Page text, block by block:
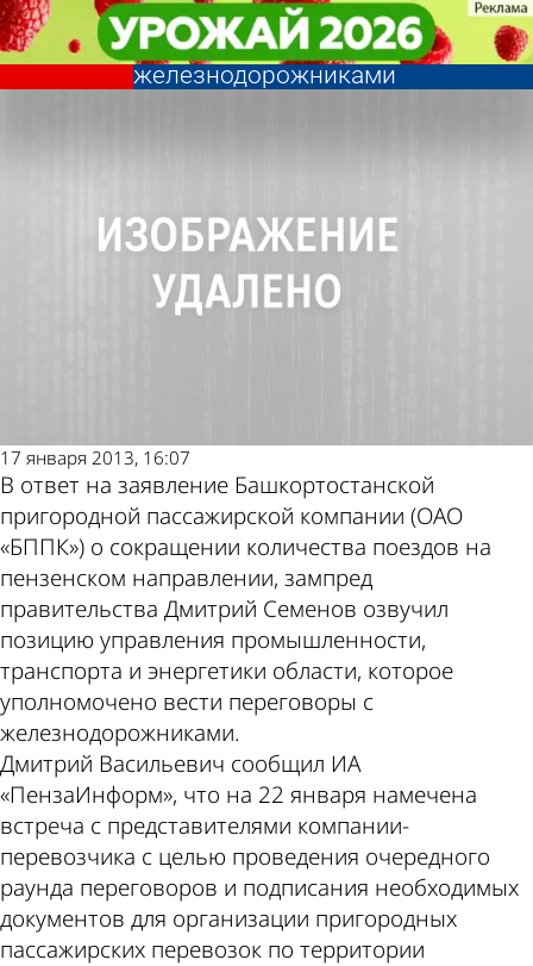
Зампред правительства готов к
переговорам с
железнодорожниками
Экономика
17 января 2013, 16:07
В ответ на заявление Башкортостанской
пригородной пассажирской компании (ОАО
«БППК») о сокращении количества поездов на
пензенском направлении, зампред
правительства Дмитрий Семенов озвучил
позицию управления промышленности,
транспорта и энергетики области, которое
уполномочено вести переговоры с
железнодорожниками.
Дмитрий Васильевич сообщил ИА
«ПензаИнформ», что на 22 января намечена
встреча с представителями компании-
перевозчика с целью проведения очередного
раунда переговоров и подписания необходимых
документов для организации пригородных
пассажирских перевозок по территории
Зампред правительства готов к
переговорам с
железнодорожниками
Экономика
Другие
новости по
теме
Погода и
курсы
валют в
Пензе